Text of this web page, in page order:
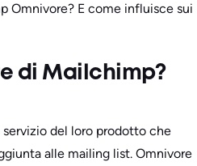
Omnivore? E come influisce sui
di Mailchimp?
servizio del loro prodotto che
alle mailing list. Omnivore